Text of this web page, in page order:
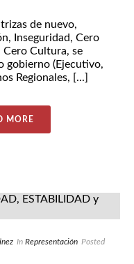
de nuevo,
Inseguridad, Cero
Cero Cultura, se
gobierno (Ejecutivo,
Regionales, [...]
MORE
In Representación Posted